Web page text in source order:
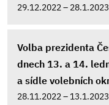
29.12.2022 – 28.1.2023
Volba prezidenta
dnech 13. a 14.
a sídle volebních
28.11.2022 – 13.1.2023